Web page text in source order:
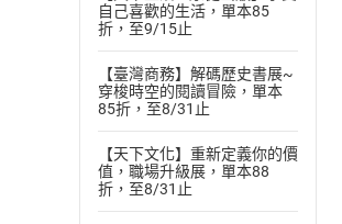
自己喜歡的生活，單本85
折，至9/15止
【臺灣商務】解碼歷史書展~
穿梭時空的閱讀冒險，單本
85折，至8/31止
【天下文化】重新定義你的價
值，職場升級展，單本88
折，至8/31止